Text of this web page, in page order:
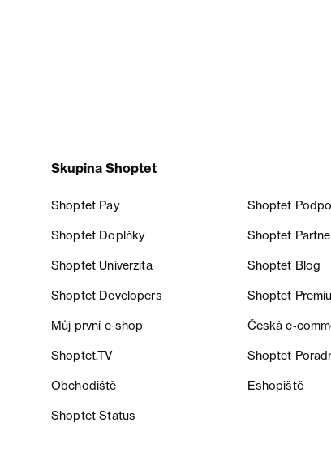
Skupina Shoptet
Shoptet Pay Shoptet
Shoptet Doplňky Shoptet
Shoptet Univerzita Shoptet Blog
Shoptet Developers Shoptet
Můj první e-shop Česká
Shoptet.TV Shoptet
Obchodiště Eshopiště
Shoptet Status